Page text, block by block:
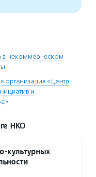
в некоммерческом
организация «Центр
и
НКО
культурных